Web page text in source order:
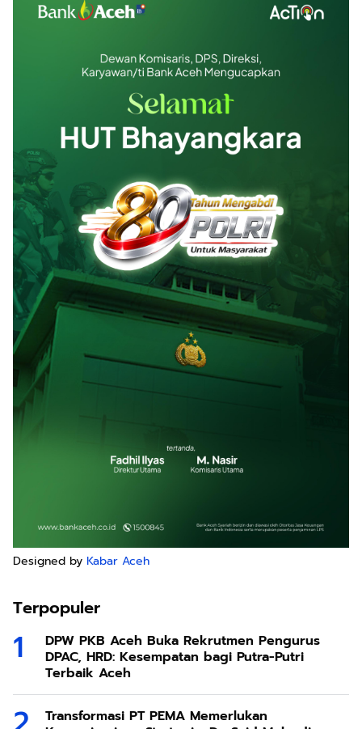
Designed by Kabar Aceh
Terpopuler
DPW PKB Aceh Buka Rekrutmen Pengurus
DPAC, HRD: Kesempatan bagi Putra-Putri
Terbaik Aceh
Transformasi PT PEMA Memerlukan